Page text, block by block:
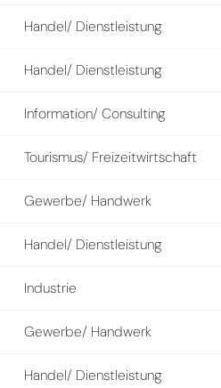
Handel/ Dienstleistung
Handel/ Dienstleistung
Information/ Consulting
Tourismus/ Freizeitwirtschaft
Gewerbe/ Handwerk
Handel/ Dienstleistung
Industrie
Gewerbe/ Handwerk
Handel/ Dienstleistung